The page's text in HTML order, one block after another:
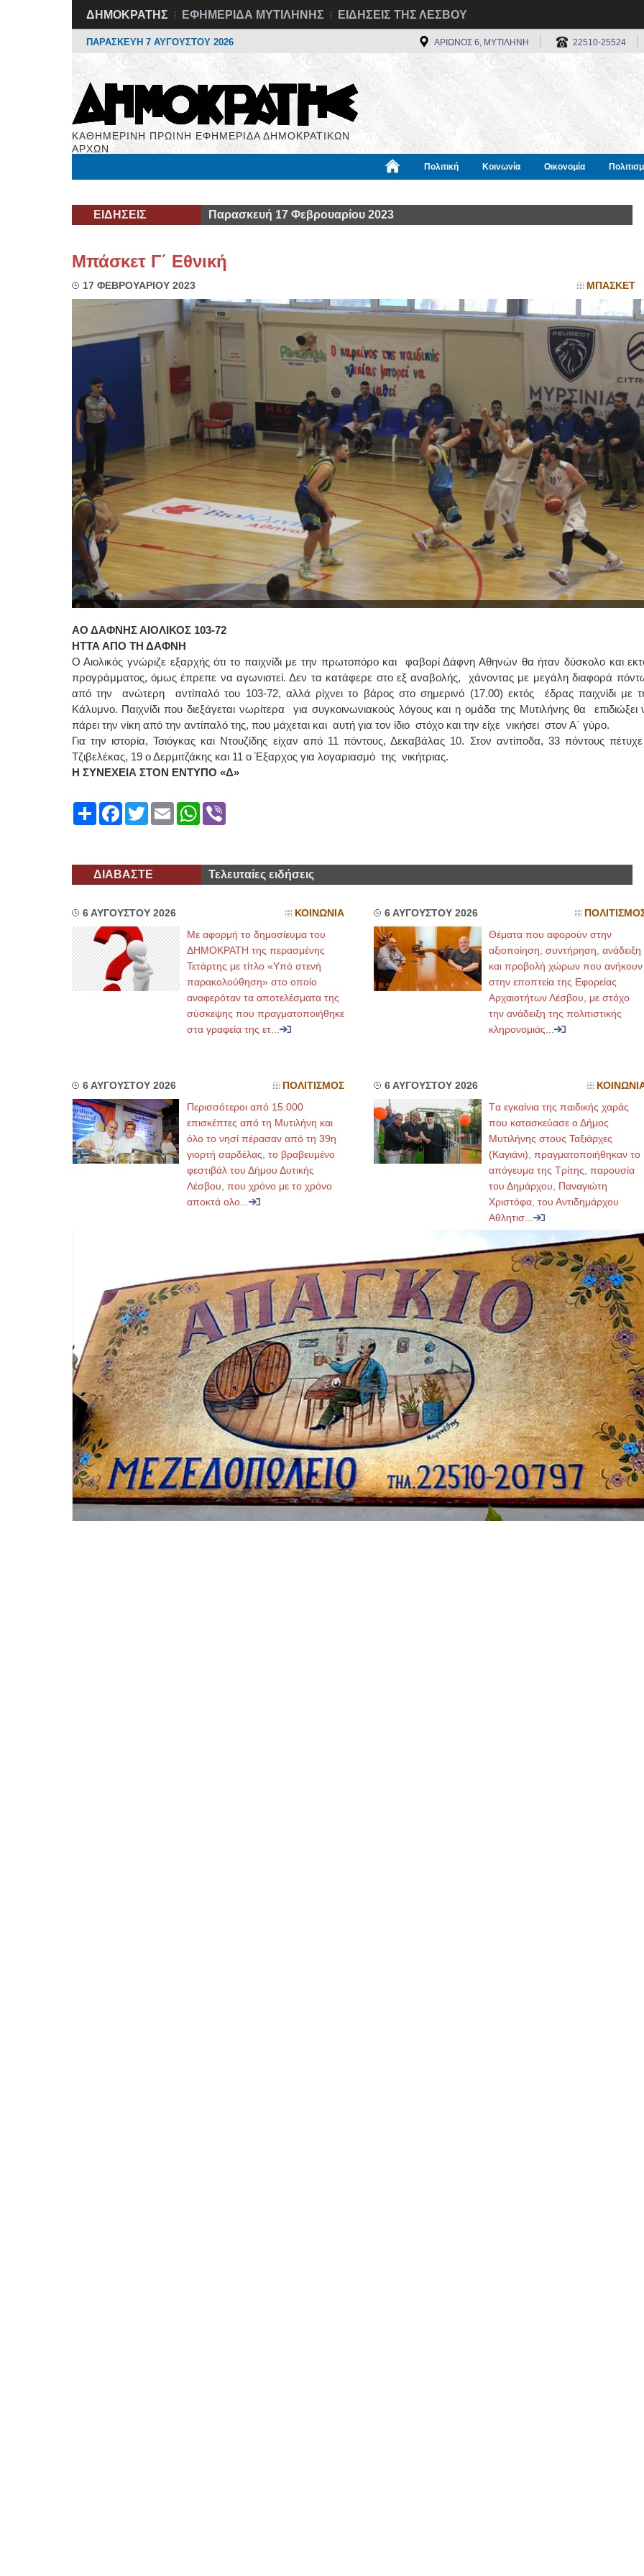
ΔΗΜΟΚΡΑΤΗΣ ΕΦΗΜΕΡΙΔΑ ΜΥΤΙΛΗΝΗΣ ΕΙΔΗΣΕΙΣ ΤΗΣ ΛΕΣΒΟΥ
ΠΑΡΑΣΚΕΥΗ 7 ΑΥΓΟΥΣΤΟΥ 2026 ΑΡΙΩΝΟΣ 6, ΜΥΤΙΛΗΝΗ 22510-25524
ΚΑΘΗΜΕΡΙΝΗ ΠΡΩΙΝΗ ΕΦΗΜΕΡΙΔΑ ΔΗΜΟΚΡΑΤΙΚΩΝ
ΑΡΧΩΝ
Πολιτική Κοινωνία Οικονομία
ΕΙΔΗΣΕΙΣ Παρασκευή 17 Φεβρουαρίου 2023
Μπάσκετ Γ΄ Εθνική
17 ΦΕΒΡΟΥΑΡΙΟΥ 2023 ΜΠΑΣΚΕΤ
ΑΟ ΔΑΦΝΗΣ ΑΙΟΛΙΚΟΣ 103-72
ΗΤΤΑ ΑΠΟ ΤΗ ΔΑΦΝΗ
Ο Αιολικός γνώριζε εξαρχής ότι το παιχνίδι με την πρωτοπόρο και φαβορί Δάφνη Αθηνών θα ήταν δύσκολο και
προγράμματος, όμως έπρεπε να αγωνιστεί. Δεν τα κατάφερε στο εξ αναβολής, χάνοντας με μεγάλη διαφορά
από την ανώτερη αντίπαλό του 103-72, αλλά ρίχνει το βάρος στο σημερινό (17.00) εκτός έδρας παιχνίδι με
Κάλυμνο. Παιχνίδι που διεξάγεται νωρίτερα για συγκοινωνιακούς λόγους και η ομάδα της Μυτιλήνης θα επιδιώξει
πάρει την νίκη από την αντίπαλό της, που μάχεται και αυτή για τον ίδιο στόχο και την είχε νικήσει στον Α΄ γύρο.
Για την ιστορία, Τσιόγκας και Ντουζίδης είχαν από 11 πόντους, Δεκαβάλας 10. Στον αντίποδα, 33 πόντους
Τζιβελέκας, 19 ο Δερμιτζάκης και 11 ο Έξαρχος για λογαριασμό της νικήτριας.
Η ΣΥΝΕΧΕΙΑ ΣΤΟΝ ΕΝΤΥΠΟ «Δ»
ShareFacebook
TwitterEmailWhatsApp
Viber
ΔΙΑΒΑΣΤΕ Τελευταίες ειδήσεις
6 ΑΥΓΟΥΣΤΟΥ 2026 ΚΟΙΝΩΝΙΑ
Με αφορμή το δημοσίευμα του
ΔΗΜΟΚΡΑΤΗ της περασμένης
Τετάρτης με τίτλο «Υπό στενή
παρακολούθηση» στο οποίο
αναφερόταν τα αποτελέσματα της
σύσκεψης που πραγματοποιήθηκε
στα γραφεία της ετ...
6 ΑΥΓΟΥΣΤΟΥ 2026
Θέματα που αφορούν στην
αξιοποίηση, συντήρηση, ανάδειξη
και προβολή χώρων που ανήκουν
στην εποπτεία της Εφορείας
Αρχαιοτήτων Λέσβου, με στόχο
την ανάδειξη της πολιτιστικής
κληρονομιάς...
6 ΑΥΓΟΥΣΤΟΥ 2026 ΠΟΛΙΤΙΣΜΟΣ
Περισσότεροι από 15.000
επισκέπτες από τη Μυτιλήνη και
όλο το νησί πέρασαν από τη 39η
γιορτή σαρδέλας, το βραβευμένο
φεστιβάλ του Δήμου Δυτικής
Λέσβου, που χρόνο με το χρόνο
αποκτά ολο...
6 ΑΥΓΟΥΣΤΟΥ 2026
Tα εγκαίνια της παιδικής χαράς
που κατασκεύασε ο Δήμος
Μυτιλήνης στους Ταξιάρχες
(Καγιάνι), πραγματοποιήθηκαν το
απόγευμα της Τρίτης, παρουσία
του Δημάρχου, Παναγιώτη
Χριστόφα, του Αντιδημάρχου
Αθλητισ...
ΙΩΑΝΝΗΣ Α. ΜΑΛΛΙΑΣ
ΧΕΙΡΟΥΡΓΟΣ
ΟΦΘΑΛΜΙΑΤΡΟΣ
Διδάκτωρ Ιατρικής Σχολής
Πανεπιστημίου Αθηνών
Καλλιπόλεως 3,Νέα Σμύρνη,
τηλ:210-9320215
Πάρνηθας 95-97 Αχαρναί
email- elenboumpa@gmail.com